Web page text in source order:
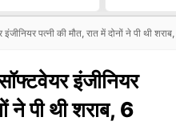
पत्नी की मौत, रात में दोनों ने पी थी
इंजीनियर
ने पी थी शराब, 6